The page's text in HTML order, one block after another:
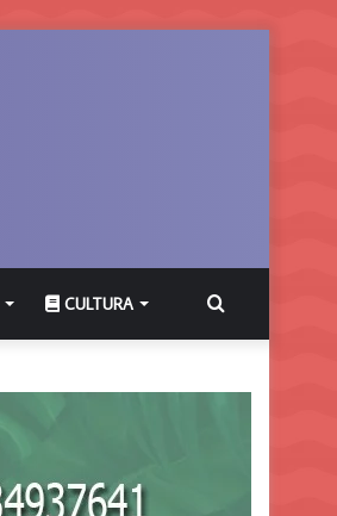
CULTURA Buscar